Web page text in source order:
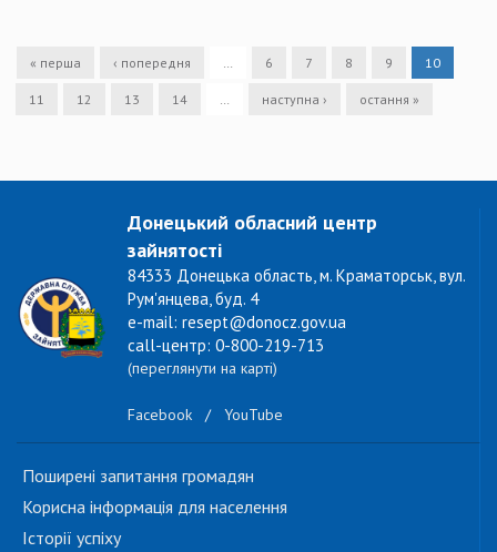
« перша ‹ попередня 6 7 8 9 10
11 12 13 14 наступна › остання »
Донецький обласний центр
зайнятості
84333 Донецька область, м. Краматорськ, вул.
Рум'янцева, буд. 4
e-mail: resept@donocz.gov.ua
call-центр: 0-800-219-713
(переглянути на карті)
Facebook / YouTube
Поширені запитання громадян
Корисна інформація для населення
Історії успіху